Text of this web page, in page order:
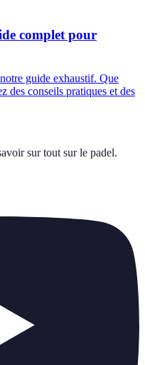
complet pour
guide exhaustif. Que
des conseils pratiques et des
sur tout sur le padel.